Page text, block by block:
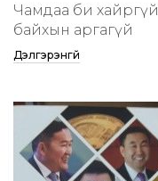
Чамдаа би хайргүй
байхын аргагүй
Дэлгэрэнгүй